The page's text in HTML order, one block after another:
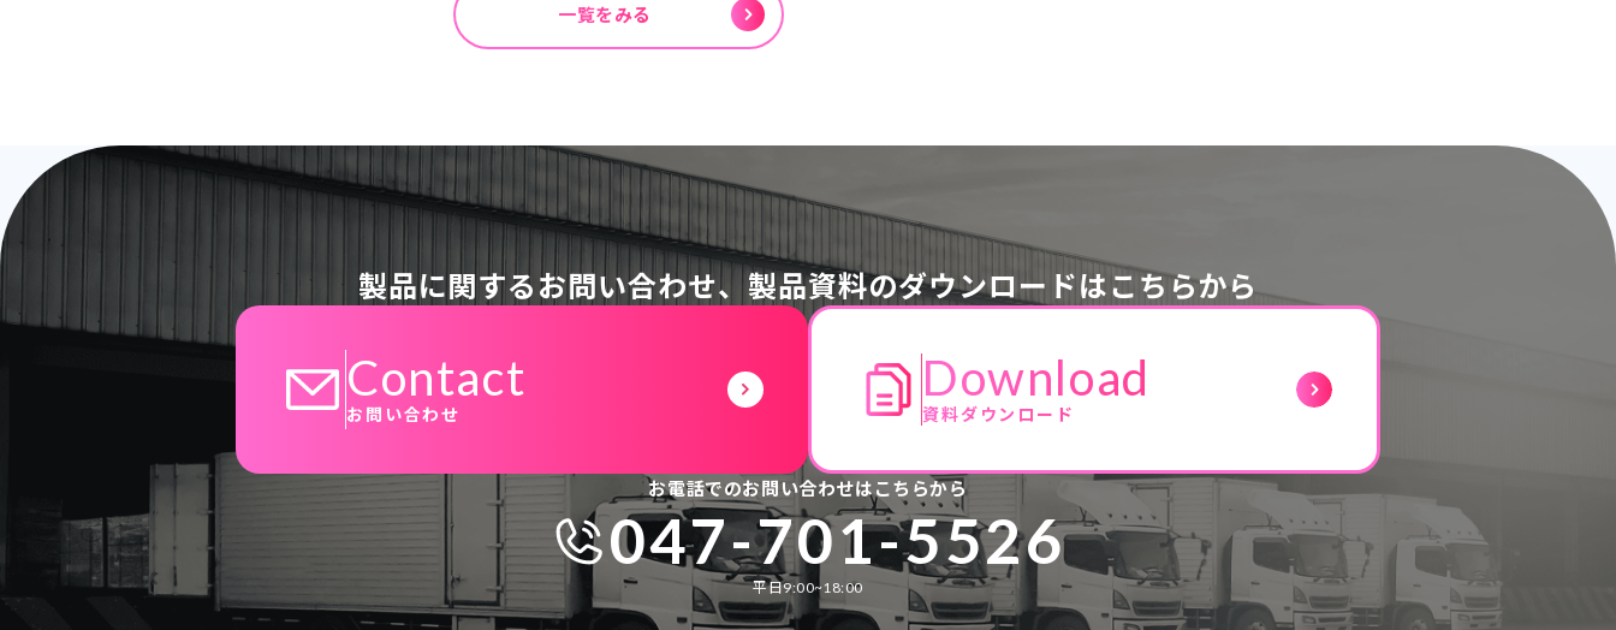
一覧をみる
製品に関するお問い合わせ、製品資料のダウンロードはこちらから
Contact
お問い合わせ
Download
資料ダウンロード
お電話でのお問い合わせはこちらから
047-701-5526
平日9:00~18:00